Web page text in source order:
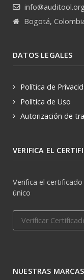
info@auditool.org
Bogotá,
DATOS LEGALES
Política de
Política de Uso
Autorización de
VERIFICA EL
Verifica el
único
Verificar
NUESTRAS MARCAS